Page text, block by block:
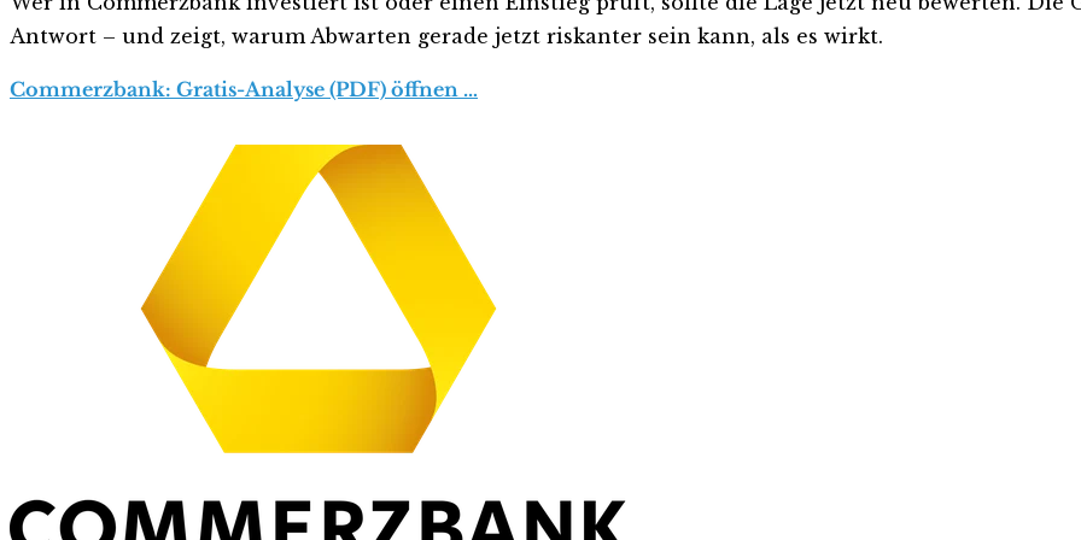
Antwort – und zeigt, warum Abwarten gerade jetzt riskanter sein kann, als es wirkt.
Commerzbank: Gratis-Analyse (PDF) öffnen …